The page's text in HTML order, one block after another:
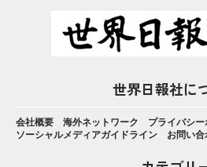
世界日報社に
会社概要 海外ネットワーク
プライバシ
ソーシャルメディアガイドライン
お問い